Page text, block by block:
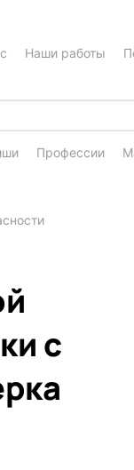
Наши работы
Профессии
с